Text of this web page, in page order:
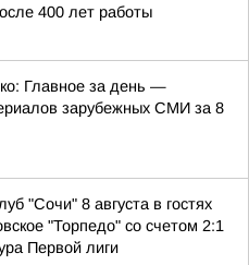
400 лет работы
Главное за день —
зарубежных СМИ за 8
"Сочи" 8 августа в гостях
"Торпедо" со счетом 2:1
Первой лиги